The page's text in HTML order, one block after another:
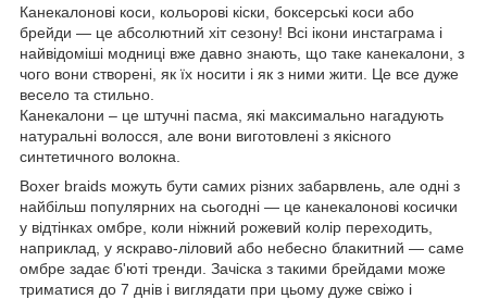
Канекалонові коси, кольорові кіски, боксерські коси або
брейди — це абсолютний хіт сезону! Всі ікони инстаграма і
найвідоміші модниці вже давно знають, що таке канекалони, з
чого вони створені, як їх носити і як з ними жити. Це все дуже
весело та стильно.
Канекалони – це штучні пасма, які максимально нагадують
натуральні волосся, але вони виготовлені з якісного
синтетичного волокна.
Boxer braids можуть бути самих різних забарвлень, але одні з
найбільш популярних на сьогодні — це канекалонові косички
у відтінках омбре, коли ніжний рожевий колір переходить,
наприклад, у яскраво-ліловий або небесно блакитний — саме
омбре задає б'юті тренди. Зачіска з такими брейдами може
триматися до 7 днів і виглядати при цьому дуже свіжо і